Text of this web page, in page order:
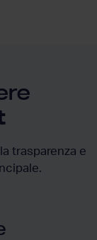
trasparenza e